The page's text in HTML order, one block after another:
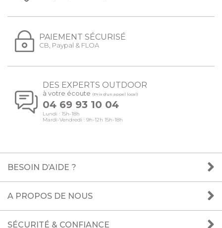
PAIEMENT SÉCURISÉ
CB, Paypal & FLOA
DES EXPERTS OUTDOOR
à votre écoute (Prix d'un appel local)
04 69 93 10 04
Lundi : 15h-18h
Mardi-Vendredi : 9h-12h 15h-18h
BESOIN D’AIDE ?
A PROPOS DE NOUS
SÉCURITÉ & CONFIANCE